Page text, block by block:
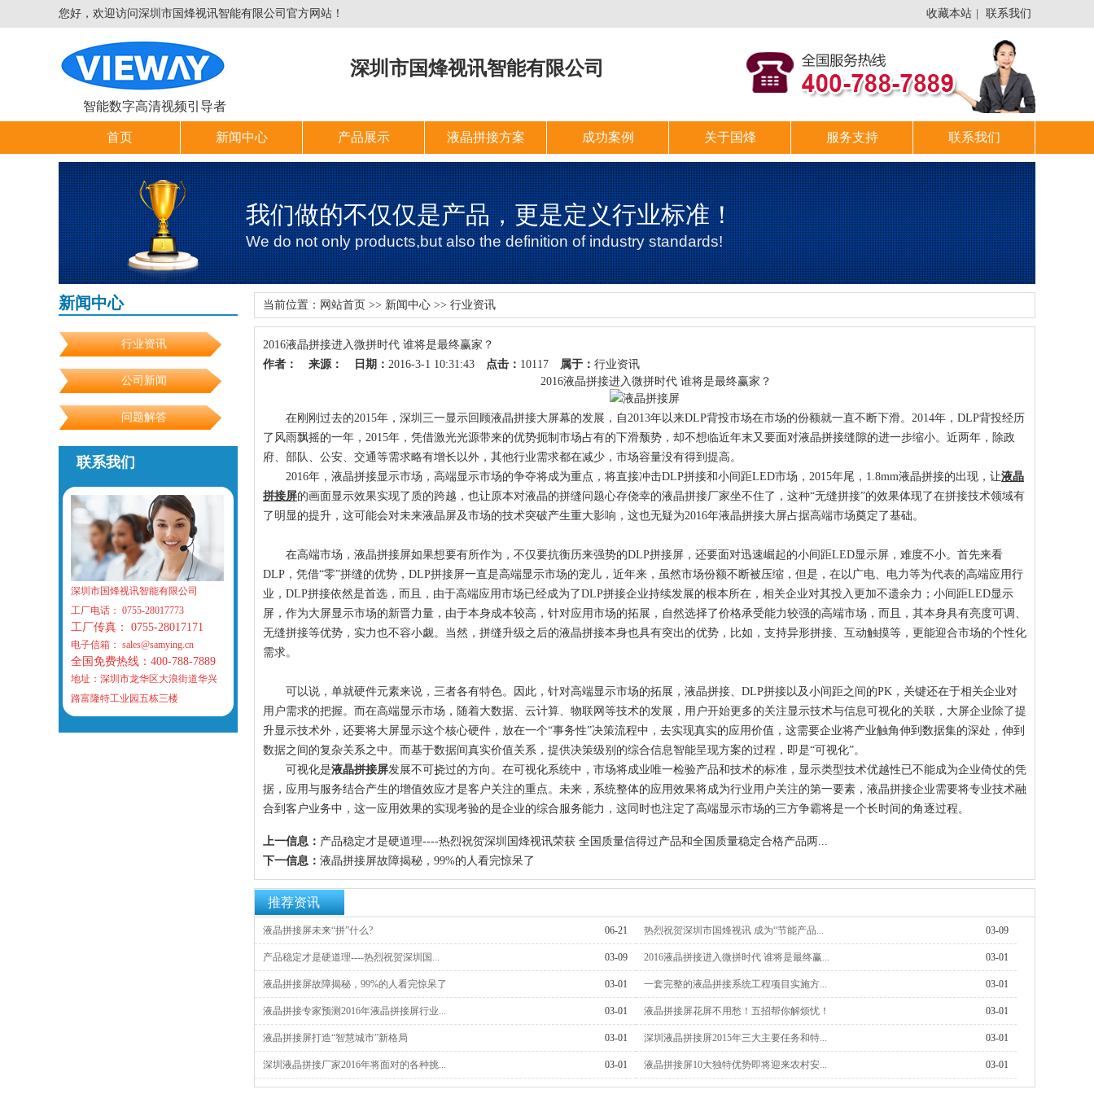
您好，欢迎访问深圳市国烽视讯智能有限公司官方网站！ 收藏本站 联系我们
智能数字高清视频引导者
深圳市国烽视讯智能有限公司
首页 新闻中心 产品展示 液晶拼接方案 成功案例 关于国烽 服务支持 联系我们
我们做的不仅仅是产品，更是定义行业标准！
We do not only products,but also the definition of industry standards!
新闻中心
行业资讯
公司新闻
问题解答
联系我们
深圳市国烽视讯智能有限公司
工厂电话： 0755-28017773
工厂传真： 0755-28017171
电子信箱： sales@samying.cn
全国免费热线：400-788-7889
地址：深圳市龙华区大浪街道华兴
路富隆特工业园五栋三楼
当前位置： 网站首页 >> 新闻中心 >> 行业资讯
2016液晶拼接进入微拼时代 谁将是最终赢家？
作者：
来源： 日期： 2016-3-1 10:31:43 点击： 10117 属于： 行业资讯
2016液晶拼接进入微拼时代 谁将是最终赢家？
在刚刚过去的2015年，深圳三一显示回顾液晶拼接大屏幕的发展，自2013年以来DLP背投市场在市场的份额就一直不断下滑。2014年，DLP背投经历
了风雨飘摇的一年，2015年，凭借激光光源带来的优势扼制市场占有的下滑颓势，却不想临近年末又要面对液晶拼接缝隙的进一步缩小。近两年，除政
府、部队、公安、交通等需求略有增长以外，其他行业需求都在减少，市场容量没有得到提高。
2016年，液晶拼接显示市场，高端显示市场的争夺将成为重点，将直接冲击DLP拼接和小间距LED市场，2015年尾，1.8mm液晶拼接的出现，让液晶
拼接屏的画面显示效果实现了质的跨越，也让原本对液晶的拼缝问题心存侥幸的液晶拼接厂家坐不住了，这种“无缝拼接”的效果体现了在拼接技术领域有
了明显的提升，这可能会对未来液晶屏及市场的技术突破产生重大影响，这也无疑为2016年液晶拼接大屏占据高端市场奠定了基础。
在高端市场，液晶拼接屏如果想要有所作为，不仅要抗衡历来强势的DLP拼接屏，还要面对迅速崛起的小间距LED显示屏，难度不小。首先来看
DLP，凭借“零”拼缝的优势，DLP拼接屏一直是高端显示市场的宠儿，近年来，虽然市场份额不断被压缩，但是，在以广电、电力等为代表的高端应用行
业，DLP拼接依然是首选，而且，由于高端应用市场已经成为了DLP拼接企业持续发展的根本所在，相关企业对其投入更加不遗余力；小间距LED显示
屏，作为大屏显示市场的新晋力量，由于本身成本较高，针对应用市场的拓展，自然选择了价格承受能力较强的高端市场，而且，其本身具有亮度可调、
无缝拼接等优势，实力也不容小觑。当然，拼缝升级之后的液晶拼接本身也具有突出的优势，比如，支持异形拼接、互动触摸等，更能迎合市场的个性化
需求。
可以说，单就硬件元素来说，三者各有特色。因此，针对高端显示市场的拓展，液晶拼接、DLP拼接以及小间距之间的PK，关键还在于相关企业对
用户需求的把握。而在高端显示市场，随着大数据、云计算、物联网等技术的发展，用户开始更多的关注显示技术与信息可视化的关联，大屏企业除了提
升显示技术外，还要将大屏显示这个核心硬件，放在一个“事务性”决策流程中，去实现真实的应用价值，这需要企业将产业触角伸到数据集的深处，伸到
数据之间的复杂关系之中。而基于数据间真实价值关系，提供决策级别的综合信息智能呈现方案的过程，即是“可视化”。
可视化是液晶拼接屏发展不可挠过的方向。在可视化系统中，市场将成业唯一检验产品和技术的标准，显示类型技术优越性已不能成为企业倚仗的凭
据，应用与服务结合产生的增值效应才是客户关注的重点。未来，系统整体的应用效果将成为行业用户关注的第一要素，液晶拼接企业需要将专业技术融
合到客户业务中，这一应用效果的实现考验的是企业的综合服务能力，这同时也注定了高端显示市场的三方争霸将是一个长时间的角逐过程。
上一信息： 产品稳定才是硬道理----热烈祝贺深圳国烽视讯荣获 全国质量信得过产品和全国质量稳定合格产品两...
下一信息： 液晶拼接屏故障揭秘，99%的人看完惊呆了
推荐资讯
06-21
液晶拼接屏未来“拼”什么? 03-09
热烈祝贺深圳市国烽视讯 成为“节能产品...
03-09
产品稳定才是硬道理----热烈祝贺深圳国... 03-01
2016液晶拼接进入微拼时代 谁将是最终赢...
03-01
液晶拼接屏故障揭秘，99%的人看完惊呆了 03-01
一套完整的液晶拼接系统工程项目实施方...
03-01
液晶拼接专家预测2016年液晶拼接屏行业... 03-01
液晶拼接屏花屏不用愁！五招帮你解烦忧！
03-01
液晶拼接屏打造“智慧城市”新格局 03-01
深圳液晶拼接屏2015年三大主要任务和特...
03-01
深圳液晶拼接厂家2016年将面对的各种挑... 03-01
液晶拼接屏10大独特优势即将迎来农村安...